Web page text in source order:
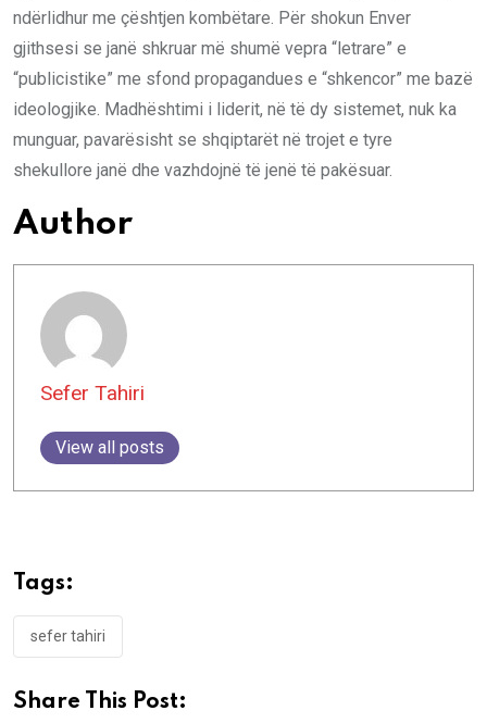
ndërlidhur me çështjen kombëtare. Për shokun Enver
gjithsesi se janë shkruar më shumë vepra “letrare” e
“publicistike” me sfond propagandues e “shkencor” me bazë
ideologjike. Madhështimi i liderit, në të dy sistemet, nuk ka
munguar, pavarësisht se shqiptarët në trojet e tyre
shekullore janë dhe vazhdojnë të jenë të pakësuar.
Author
Sefer Tahiri
View all posts
Tags:
sefer tahiri
Share This Post: